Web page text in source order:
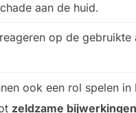
aan de huid.
op de
ook een rol spelen
zeldzame bijwerkingen